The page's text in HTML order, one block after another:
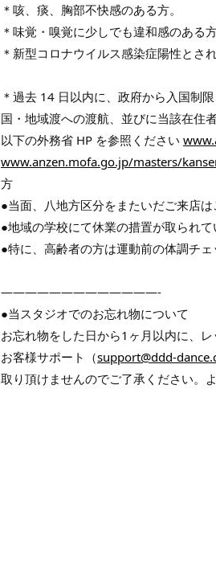
＊咳、痰、胸部不快感のある方。
＊味覚・嗅覚に少しでも違和感のある
＊新型コロナウイルス感染症陽性とさ
＊過去 14 日以内に、政府から入国制
国・地域渡への渡航、並びに当該在住
以下の外務省 HP を参照ください
www.anzen.mofa.go.jp/masters/
方
●当面、八地方区分をまたいだご来店
●地域の学校にて休業の措置が取られ
●特に、高齢者の方は運動前の体調チ
—————————————-
●当スタジオでのお忘れ物について
お忘れ物をした日から1ヶ月以内に、
お客様サポート（support@ddd-
取り頂けませんのでご了承ください。